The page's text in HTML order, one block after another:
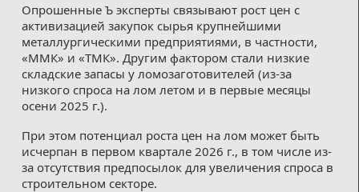
Опрошенные Ъ эксперты связывают рост цен с
активизацией закупок сырья крупнейшими
металлургическими предприятиями, в частности,
«ММК» и «ТМК». Другим фактором стали низкие
складские запасы у ломозаготовителей (из-за
низкого спроса на лом летом и в первые месяцы
осени 2025 г.).
При этом потенциал роста цен на лом может быть
исчерпан в первом квартале 2026 г., в том числе из-
за отсутствия предпосылок для увеличения спроса в
строительном секторе.